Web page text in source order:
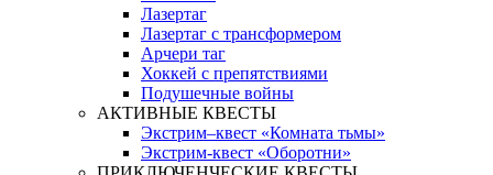
Лазертаг
Лазертаг с трансформером
Арчери таг
Хоккей с препятствиями
Подушечные войны
АКТИВНЫЕ КВЕСТЫ
Экстрим–квест «Комната тьмы»
Экстрим-квест «Оборотни»